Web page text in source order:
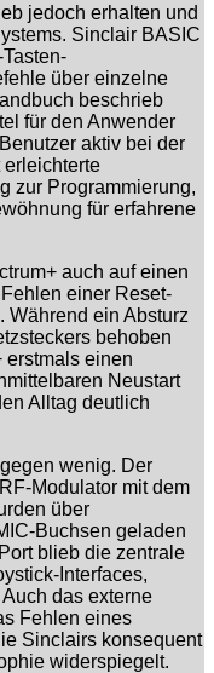
jedoch erhalten und
Sinclair BASIC
über einzelne
beschrieb
für den Anwender
aktiv bei der
erleichterte
zur Programmierung,
für erfahrene
auch auf einen
einer Reset-
Während ein Absturz
behoben
erstmals einen
Neustart
Alltag deutlich
wenig. Der
Modulator mit dem
über
Buchsen geladen
blieb die zentrale
Interfaces,
das externe
Fehlen eines
Sinclairs konsequent
widerspiegelt.